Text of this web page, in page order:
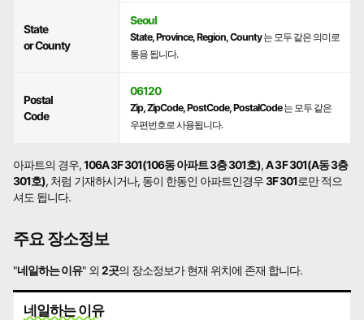
State
or County
Seoul
State, Province, Region, County는 모두 같은 의미로
통용 됩니다.
Postal
Code
06120
Zip, ZipCode, PostCode, PostalCode는 모두 같은
우편번호로 사용됩니다.
아파트의 경우,106A 3F 301(106동 아파트 3층 301호),A 3F 301(A동 3층
301호), 처럼 기재하시거나, 동이 한동인 아파트인경우3F 301로만 적으
셔도 됩니다.
주요 장소정보
"네일하는 이유" 외2곳의 장소정보가 현재 위치에 존재 합니다.
네일하는 이유